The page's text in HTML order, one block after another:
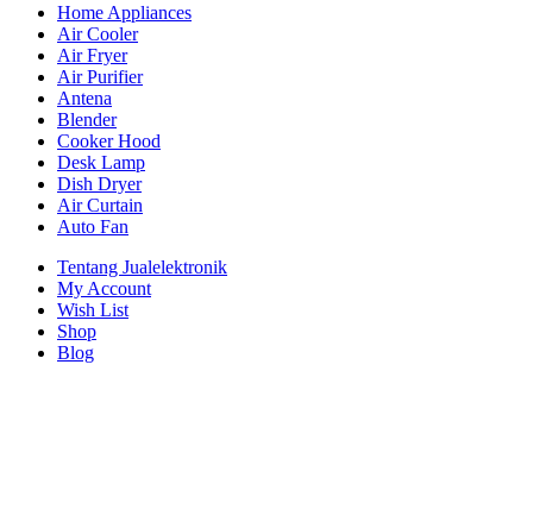
Home Appliances
Air Cooler
Air Fryer
Air Purifier
Antena
Blender
Cooker Hood
Desk Lamp
Dish Dryer
Air Curtain
Auto Fan
Tentang Jualelektronik
My Account
Wish List
Shop
Blog